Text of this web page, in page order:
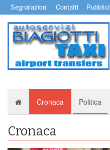
Segnalazioni Contatti
Cronaca Politica
Cronaca